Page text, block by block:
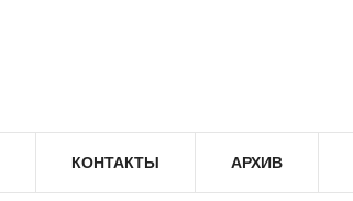
КОНТАКТЫ АРХИВ